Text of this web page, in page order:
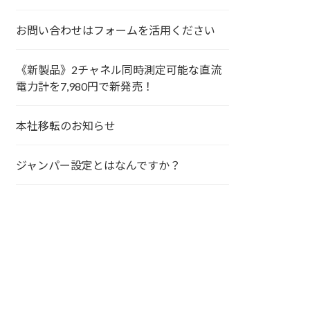
お問い合わせはフォームを活用ください
《新製品》2チャネル同時測定可能な直流
電力計を7,980円で新発売！
本社移転のお知らせ
ジャンパー設定とはなんですか？